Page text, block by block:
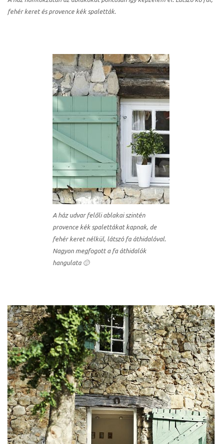
fehér keret és provence kék spaletták.
A ház udvar felőli ablakai szintén
provence kék spalettákat kapnak, de
fehér keret nélkül, látszó fa áthidalóval.
Nagyon megfogott a fa áthidalók
hangulata 🙂